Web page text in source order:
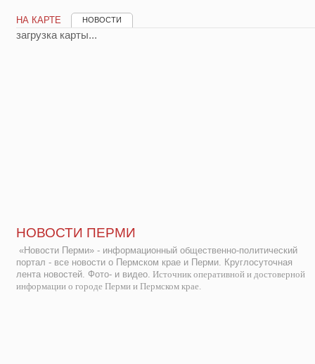
НА КАРТЕ НОВОСТИ
загрузка карты...
НОВОСТИ ПЕРМИ
«Новости Перми» - информационный общественно-политический
портал - все новости о Пермском крае и Перми. Круглосуточная
лента новостей. Фото- и видео. Источник оперативной и достоверной
информации о городе Перми и Пермском крае.